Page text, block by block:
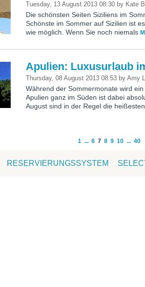
Tuesday, 13 August 2013 08:30 by Kate
Die schönsten Seiten Siziliens im
Schönste im Sommer auf Sizilien ist
wie möglich. Wenn Sie noch niemals
Apulien: Luxusurlaub
Thursday, 08 August 2013 08:53 byAmy
Während der Sommermonate wird
Apulien ganz im Süden ist dabei
August sind in der Regel die
1 ... 6 7 8 9 10 ... 40
RESERVIERUNGSSYSTEM